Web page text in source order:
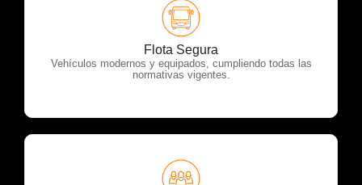
Flota Segura
Vehículos modernos y equipados, cumpliendo todas las
normativas vigentes.
OTP Servicios